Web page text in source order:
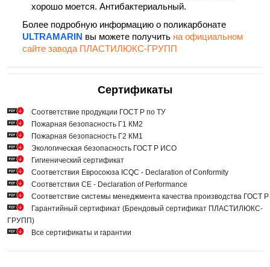
хорошо моется. Антибактериальный.
Более подробную информацию о поликарбонате
ULTRAMARIN вы можете получить на официальном
сайте завода ПЛАСТИЛЮКС-ГРУПП
Сертификаты
Cоответствие продукции ГОСТ Р по ТУ
Пожарная безопасность Г1 КМ2
Пожарная безопасность Г2 КМ1
Экологическая безопасность ГОСТ Р ИСО
Гигиенический сертификат
Соответствия Евросоюза ICQC - Declaration of Conformity
Соответствия СЕ - Declaration of Performance
Соответствие системы менеджмента качества производства ГОСТ
Гарантийный сертификат (Брендовый сертификат ПЛАСТИЛЮКС-
ГРУПП)
Все сертификаты и гарантии